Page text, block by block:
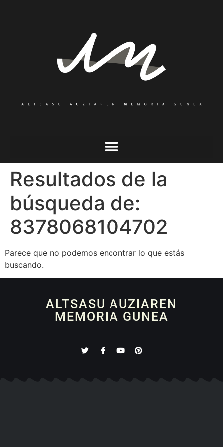
Resultados de la
búsqueda de:
8378068104702
Parece que no podemos encontrar lo que estás
buscando.
ALTSASU AUZIAREN
MEMORIA GUNEA